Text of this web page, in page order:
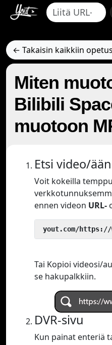
← Takaisin kaikkiin
Miten
Bilibili
muotoon
Etsi video/
Voit kokeilla
ennen videon URL-
yout.com/https://
Tai Kopioi videosi/
se hakupalkkiin.
DVR-sivu
Kun painat enteriä